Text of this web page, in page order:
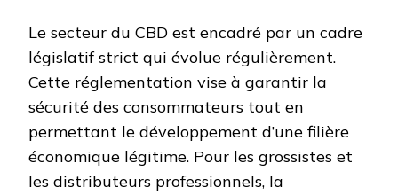
Le secteur du CBD est encadré par un cadre
législatif strict qui évolue régulièrement.
Cette réglementation vise à garantir la
sécurité des consommateurs tout en
permettant le développement d’une filière
économique légitime. Pour les grossistes et
les distributeurs professionnels, la